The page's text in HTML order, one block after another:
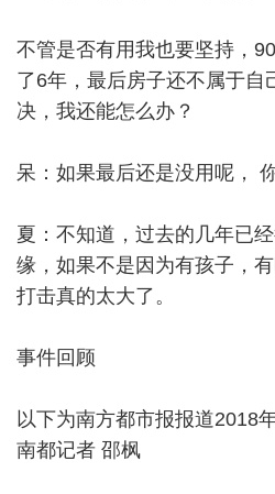
不管是否有用我也要坚持，
了6年，最后房子还不属于自
决，我还能怎么办？
呆：如果最后还是没用呢，
夏：不知道，过去的几年已
缘，如果不是因为有孩子，
打击真的太大了。
事件回顾
以下为南方都市报报道2018
南都记者 邵枫